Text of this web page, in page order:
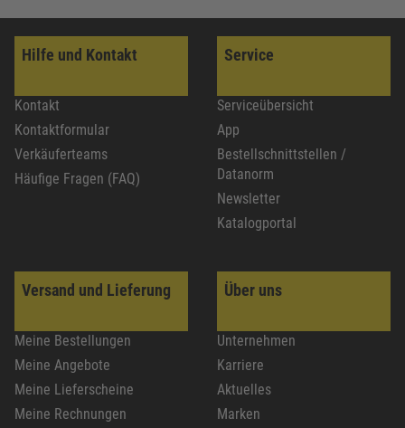
Hilfe und Kontakt
Kontakt
Kontaktformular
Verkäuferteams
Häufige Fragen (FAQ)
Service
Serviceübersicht
App
Bestellschnittstellen /
Datanorm
Newsletter
Katalogportal
Versand und Lieferung
Meine Bestellungen
Meine Angebote
Meine Lieferscheine
Meine Rechnungen
Über uns
Unternehmen
Karriere
Aktuelles
Marken